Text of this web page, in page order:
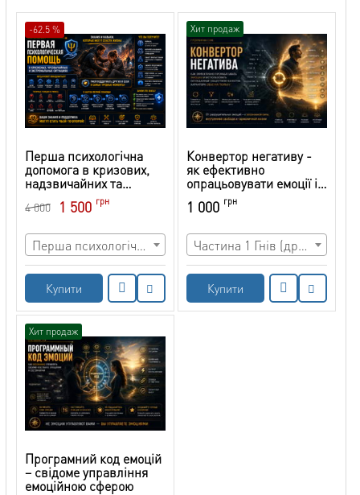
-62.5 %
Перша психологічна
допомога в кризових,
надзвичайних та
екстремальних
ситуаціях
4 000 1 500 грн
Перша психологічна допомога + методичка + бонуси
Купити
Хит продаж
Конвертор негативу -
як ефективно
опрацьовувати емоції і
використовувати риси
характеру, які засуджує
1 000 грн
Частина 1 Гнів (дратівливість, злість, лють)
Купити
Хит продаж
Програмний код емоцій
– свідоме управління
емоційною сферою